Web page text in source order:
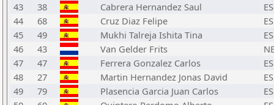
43
38 Cabrera Hernandez Saul
44
68 Cruz Diaz Felipe
45
49 Mukhi Talreja Ishita Tina
46
43 Van Gelder Frits
47
47 Ferrera Gonzalez Carlos
48
27 Martin Hernandez Jonas David
49
79 Plasencia Garcia Juan Carlos